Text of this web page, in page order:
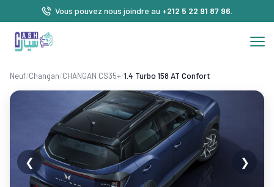
Vous pouvez nous joindre au +212 5 22 91 87 96
Neuf/Changan/CHANGAN CS35+/1.4 Turbo 158 AT Confort
❮ ❯